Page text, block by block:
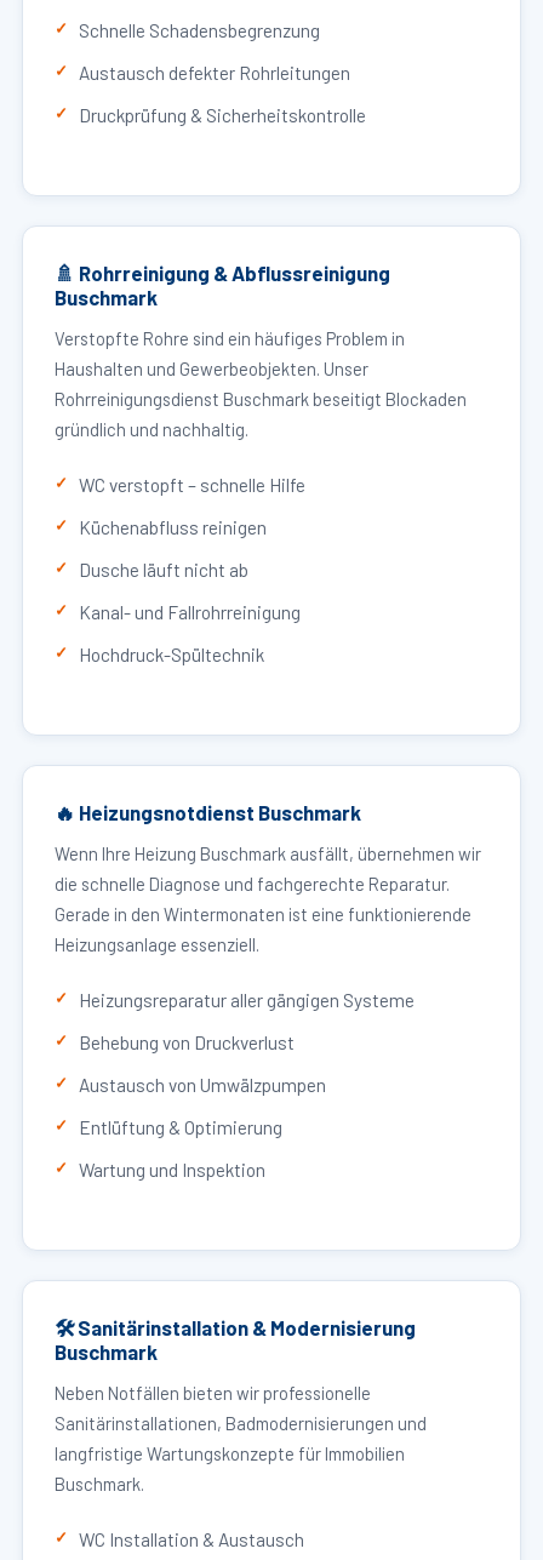
Schnelle Schadensbegrenzung
Austausch defekter Rohrleitungen
Druckprüfung & Sicherheitskontrolle
🚿 Rohrreinigung & Abflussreinigung
Buschmark
Verstopfte Rohre sind ein häufiges Problem in
Haushalten und Gewerbeobjekten. Unser
Rohrreinigungsdienst Buschmark beseitigt Blockaden
gründlich und nachhaltig.
WC verstopft – schnelle Hilfe
Küchenabfluss reinigen
Dusche läuft nicht ab
Kanal- und Fallrohrreinigung
Hochdruck-Spültechnik
🔥 Heizungsnotdienst Buschmark
Wenn Ihre Heizung Buschmark ausfällt, übernehmen wir
die schnelle Diagnose und fachgerechte Reparatur.
Gerade in den Wintermonaten ist eine funktionierende
Heizungsanlage essenziell.
Heizungsreparatur aller gängigen Systeme
Behebung von Druckverlust
Austausch von Umwälzpumpen
Entlüftung & Optimierung
Wartung und Inspektion
🛠 Sanitärinstallation & Modernisierung
Buschmark
Neben Notfällen bieten wir professionelle
Sanitärinstallationen, Badmodernisierungen und
langfristige Wartungskonzepte für Immobilien
Buschmark.
WC Installation & Austausch